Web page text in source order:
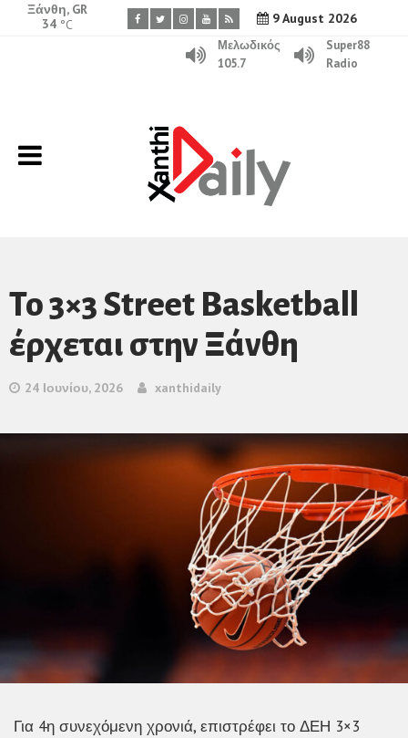
9 August 2026
Ξάνθη, GR
34 °C
Μελωδικός
105.7
Super88
Radio
Το 3×3 Street Basketball
έρχεται στην Ξάνθη
24 Ιουνίου, 2026 xanthidaily
Για 4η συνεχόμενη χρονιά, επιστρέφει το ΔΕΗ 3×3